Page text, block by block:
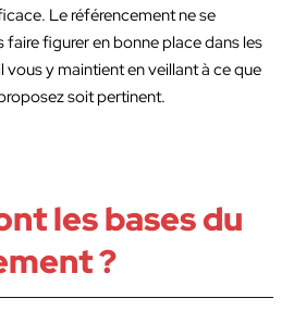
Le référencement ne se
figurer en bonne place dans les
vous y maintient en veillant à ce que
soit pertinent.
les bases du
?